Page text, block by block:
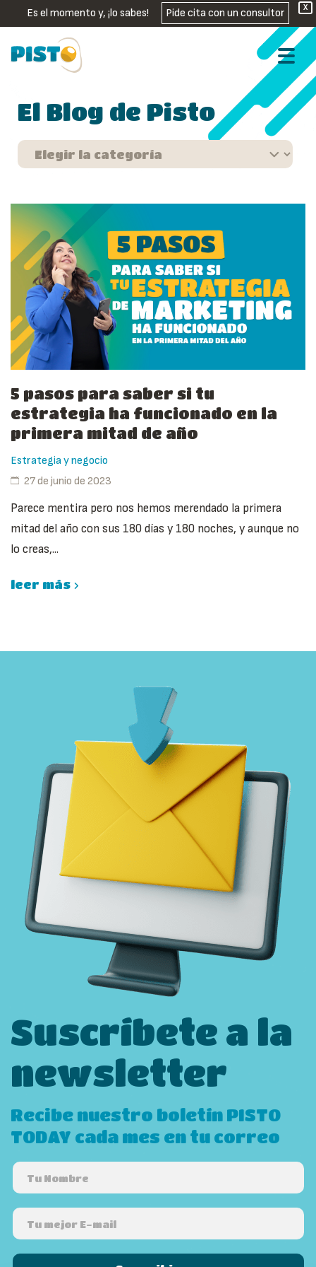
X
Es el momento y, ¡lo sabes! Pide cita con un consultor
El Blog de Pisto
5 pasos para saber si tu
estrategia ha funcionado en la
primera mitad de año
Estrategia y negocio
27 de junio de 2023
Parece mentira pero nos hemos merendado la primera
mitad del año con sus 180 días y 180 noches, y aunque no
lo creas,...
leer más
Suscríbete a la
newsletter
Recibe nuestro boletín PISTO
TODAY cada mes en tu correo